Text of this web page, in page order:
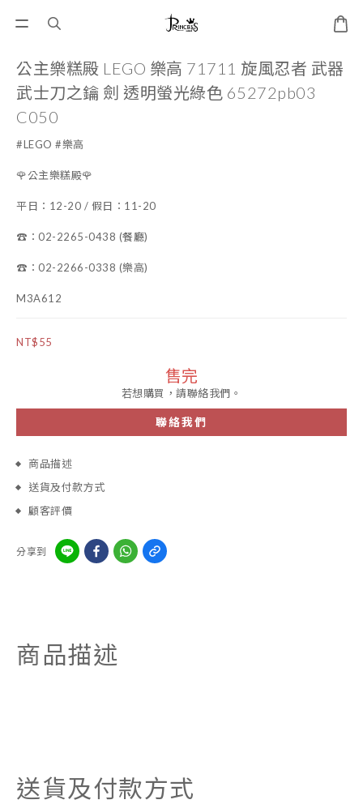
公主樂糕殿 LEGO 樂高 71711 旋風忍者 武器
武士刀之鑰 劍 透明螢光綠色 65272pb03
C050
#LEGO #樂高
🌹公主樂糕殿🌹
平日：12-20 / 假日：11-20
☎️：02-2265-0438 (餐廳)
☎️：02-2266-0338 (樂高)
M3A612
NT$55
售完
若想購買，請聯絡我們。
聯絡我們
商品描述
送貨及付款方式
顧客評價
分享到
商品描述
送貨及付款方式